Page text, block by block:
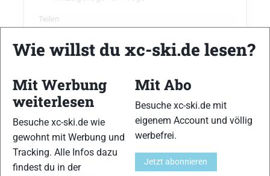
Teilen
Nadine Gärtner
hat die Veranstaltung
FIS Nordische Kombination Weltcup
Val di Fiemme (Italien)hinzugefügt
7 Tage
Teilen
Wie willst du xc-ski.de lesen?
Mit Werbung
weiterlesen
Besuche xc-ski.de wie
gewohnt mit Werbung und
Tracking. Alle Infos dazu
findest du in der
Mit Abo
Besuche xc-ski.de mit
eigenem Account und völlig
werbefrei.
Jetzt abonnieren